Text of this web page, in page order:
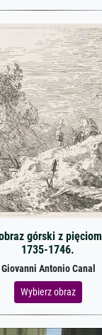
górski z
1735-1746.
Giovanni Antonio Canal
Wybierz obraz